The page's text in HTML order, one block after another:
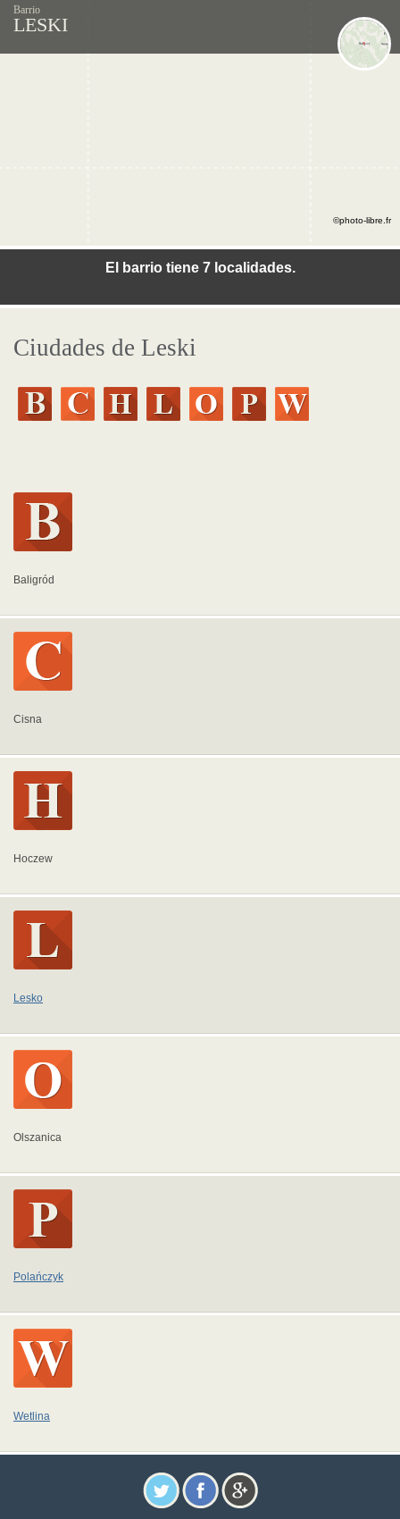
Barrio
LESKI
El barrio tiene 7 localidades.
©photo-libre.fr
Ciudades de Leski
Baligród
Cisna
Hoczew
Lesko
Olszanica
Polańczyk
Wetlina